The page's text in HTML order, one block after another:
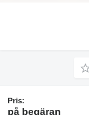
Pris:
på begäran